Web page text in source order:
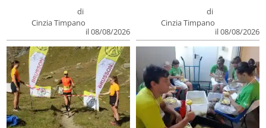
di
Cinzia Timpano
il 08/08/2026
di
Cinzia Timpano
il 08/08/2026